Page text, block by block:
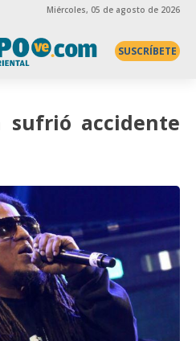
Miércoles, 05 de agosto de 2026
SUSCRÍBETE
sufrió accidente